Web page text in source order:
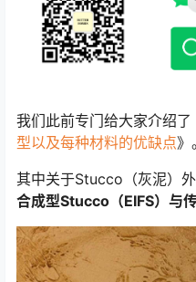
我们此前专门给大家介绍了
型以及每种材料的优缺点》。
其中关于Stucco（灰泥）
合成型Stucco（EIFS）与